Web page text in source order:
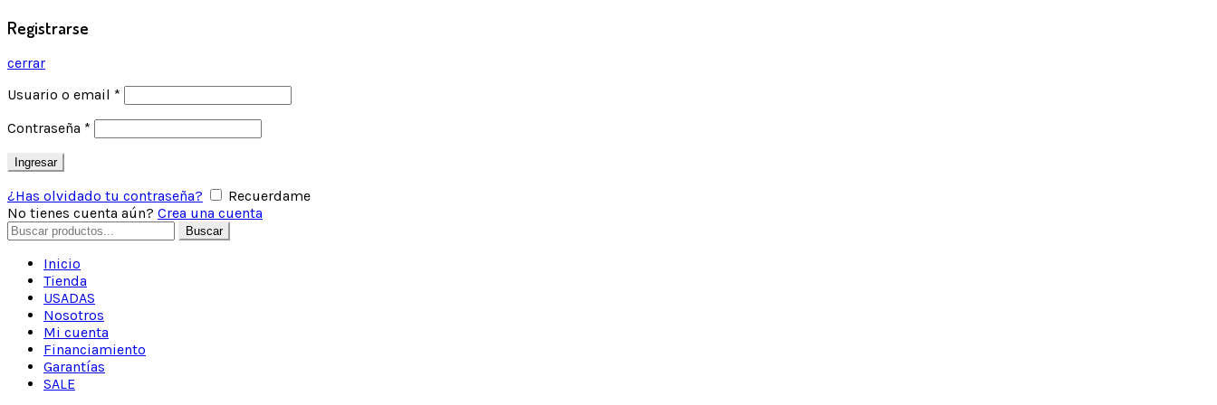
Registrarse
cerrar
Usuario o email *
Contraseña *
Ingresar
¿Has olvidado tu contraseña?
Recuerdame
No tienes cuenta aún? Crea una cuenta
Buscar
Inicio
Tienda
USADAS
Nosotros
Mi cuenta
Financiamiento
Garantías
SALE